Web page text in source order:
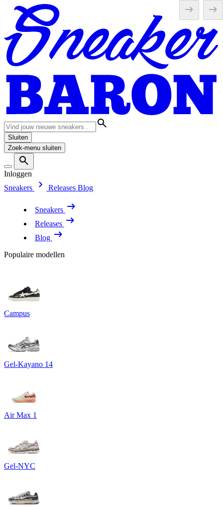
Sluiten
Zoek-menu sluiten
Inloggen
Sneakers
Releases Blog
Sneakers
Releases
Blog
Populaire modellen
Campus
Gel-Kayano 14
Air Max 1
Gel-NYC